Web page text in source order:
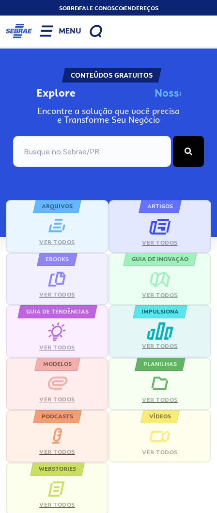
SOBREFALE CONOSCOENDEREÇOS
MENU
CONTEÚDOS GRATUITOS
Explore No
Encontre a solução que você precisa
e Transforme Seu Negócio
ARQUIVOS
VER TODOS
ARTIGOS
VER TODOS
EBOOKS
VER TODOS
GUIA DE INOVAÇÃO
VER TODOS
GUIA DE TENDÊNCIAS
VER TODOS
IMPULSIONA
VER TODOS
MODELOS
VER TODOS
PLANILHAS
VER TODOS
PODCASTS
VER TODOS
VÍDEOS
VER TODOS
WEBSTORIES
VER TODOS